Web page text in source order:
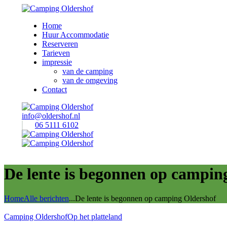
Home
Huur Accommodatie
Reserveren
Tarieven
impressie
van de camping
van de omgeving
Contact
info@oldershof.nl
06 5111 6102
De lente is begonnen op
HomeAlle berichten...De lente is begonnen op camping Oldershof
Camping OldershofOp het platteland